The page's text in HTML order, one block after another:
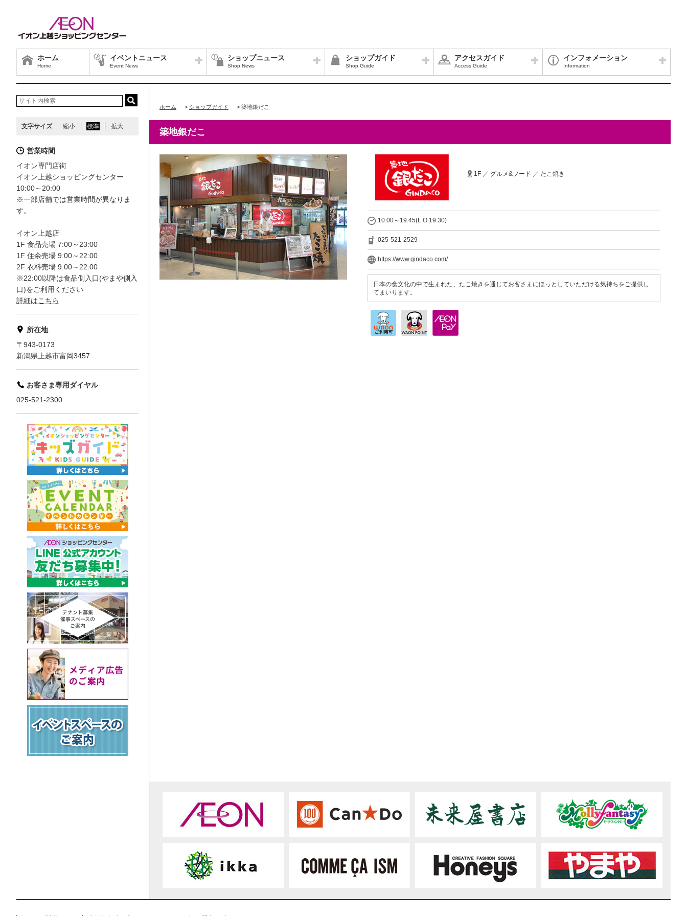
ホーム
Home
イベントニュース
Event News
ショップニュース
Shop News
ショップガイド
Shop Guide
アクセスガイド
Access Guide
インフォメーション
Information
ホーム > ショップガイド > 築地銀だこ
築地銀だこ
1F ／ グルメ&フード ／ たこ焼き
10:00～19:45(L.O.19:30)
025-521-2529
https://www.gindaco.com/
日本の食文化の中で生まれた、たこ焼きを通じてお客さまにほっとしていただける気持ちをご提供し
てまいります。
文字サイズ 縮小 標準 拡大
営業時間
イオン専門店街
イオン上越ショッピングセンター
10:00～20:00
※一部店舗では営業時間が異なりま
す。
イオン上越店
1F 食品売場 7:00～23:00
1F 住余売場 9:00～22:00
2F 衣料売場 9:00～22:00
※22:00以降は食品側入口(やまや側入
口)をご利用ください
詳細はこちら
所在地
〒943-0173
新潟県上越市富岡3457
お客さま専用ダイヤル
025-521-2300